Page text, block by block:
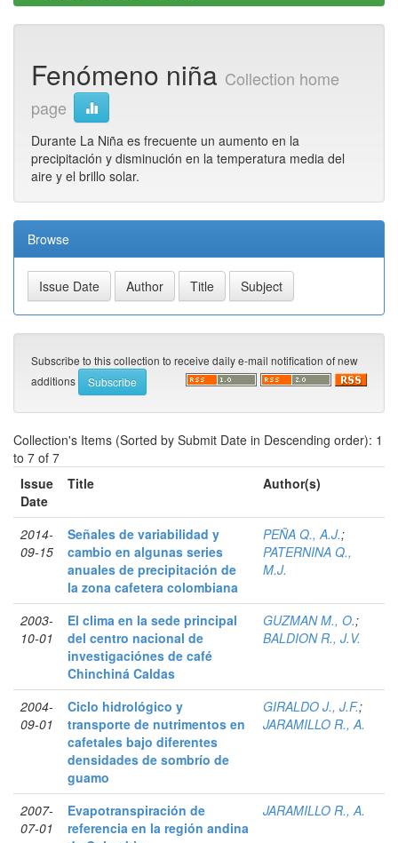
Fenómeno niña Collection home
page
Durante La Niña es frecuente un aumento en la
precipitación y disminución en la temperatura media del
aire y el brillo solar.
Browse
Subscribe to this collection to receive daily e-mail notification of new
additions
Collection's Items (Sorted by Submit Date in Descending order): 1
to 7 of 7
Issue
Date
Title Author(s)
2014-
09-15
Señales de variabilidad y
cambio en algunas series
anuales de precipitación de
la zona cafetera colombiana
PEÑA Q., A.J.;
PATERNINA Q.,
M.J.
2003-
10-01
El clima en la sede principal
del centro nacional de
investigaciónes de café
Chinchiná Caldas
GUZMAN M., O.;
BALDION R., J.V.
2004-
09-01
Ciclo hidrológico y
transporte de nutrimentos en
cafetales bajo diferentes
densidades de sombrío de
guamo
GIRALDO J., J.F.;
JARAMILLO R., A.
2007-
07-01
Evapotranspiración de
referencia en la región andina
JARAMILLO R., A.